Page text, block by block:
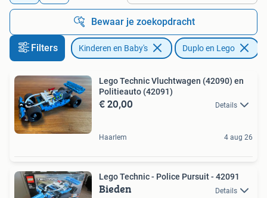
Bewaar je zoekopdracht
Filters Kinderen en Baby's Duplo en Lego
Lego Technic Vluchtwagen (42090) en
Politieauto (42091)
€ 20,00 Details
Haarlem 4 aug 26
Lego Technic - Police Pursuit - 42091
Bieden Details